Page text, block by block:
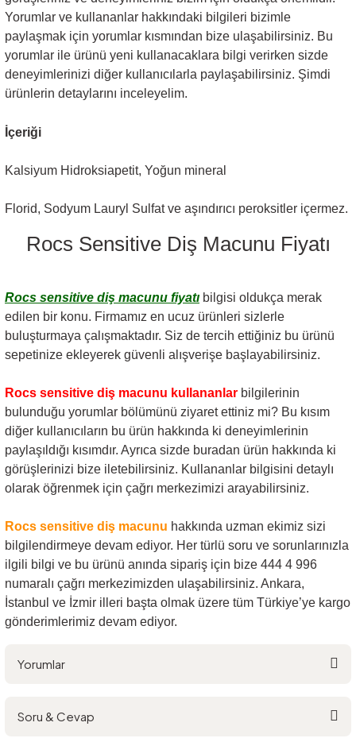
Yorumlar ve kullananlar hakkındaki bilgileri bizimle
paylaşmak için yorumlar kısmından bize ulaşabilirsiniz. Bu
yorumlar ile ürünü yeni kullanacaklara bilgi verirken sizde
deneyimlerinizi diğer kullanıcılarla paylaşabilirsiniz. Şimdi
ürünlerin detaylarını inceleyelim.
İçeriği
Kalsiyum Hidroksiapetit, Yoğun mineral
Florid, Sodyum Lauryl Sulfat ve aşındırıcı peroksitler içermez.
Rocs Sensitive Diş Macunu Fiyatı
Rocs sensitive diş macunu fiyatı bilgisi oldukça merak
edilen bir konu. Firmamız en ucuz ürünleri sizlerle
buluşturmaya çalışmaktadır. Siz de tercih ettiğiniz bu ürünü
sepetinize ekleyerek güvenli alışverişe başlayabilirsiniz.
Rocs sensitive diş macunu kullananlar bilgilerinin
bulunduğu yorumlar bölümünü ziyaret ettiniz mi? Bu kısım
diğer kullanıcıların bu ürün hakkında ki deneyimlerinin
paylaşıldığı kısımdır. Ayrıca sizde buradan ürün hakkında ki
görüşlerinizi bize iletebilirsiniz. Kullananlar bilgisini detaylı
olarak öğrenmek için çağrı merkezimizi arayabilirsiniz.
Rocs sensitive diş macunu hakkında uzman ekimiz sizi
bilgilendirmeye devam ediyor. Her türlü soru ve sorunlarınızla
ilgili bilgi ve bu ürünü anında sipariş için bize 444 4 996
numaralı çağrı merkezimizden ulaşabilirsiniz. Ankara,
İstanbul ve İzmir illeri başta olmak üzere tüm Türkiye’ye kargo
gönderimlerimiz devam ediyor.
Yorumlar
Soru & Cevap